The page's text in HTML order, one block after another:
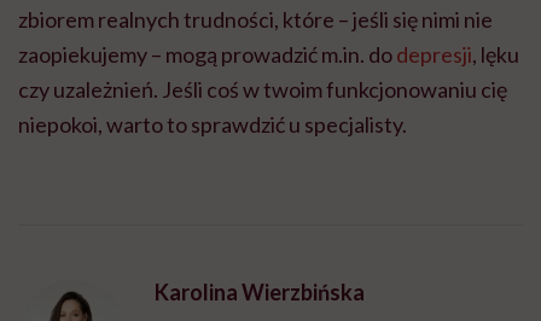
zbiorem realnych trudności, które – jeśli się nimi nie
zaopiekujemy – mogą prowadzićm.in. dodepresji, lęku
czy uzależnień. Jeśli coś w twoim funkcjonowaniu cię
niepokoi, warto to sprawdzić u specjalisty.
Karolina Wierzbińska